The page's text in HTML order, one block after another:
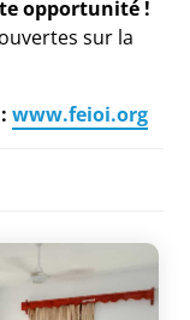
opportunité !
sur la
www.feioi.org